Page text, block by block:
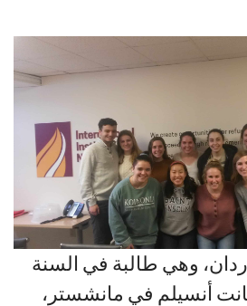
وهي طالبة في السنة
أنسيلم في مانشستر،